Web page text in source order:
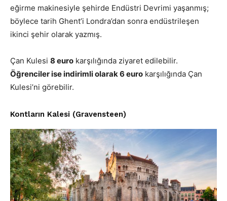
eğirme makinesiyle şehirde Endüstri Devrimi yaşanmış;
böylece tarih Ghent’i Londra’dan sonra endüstrileşen
ikinci şehir olarak yazmış.
Çan Kulesi 8 euro karşılığında ziyaret edilebilir.
Öğrenciler ise indirimli olarak 6 euro karşılığında Çan
Kulesi’ni görebilir.
Kontların Kalesi (Gravensteen)